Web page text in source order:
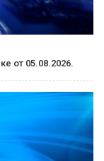
от 05.08.2026.